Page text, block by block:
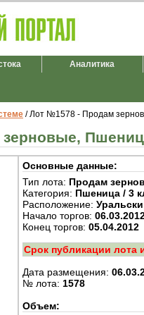
Аналитика
/ Лот №1578 - Продам
Основные данные:
Тип лота: Продам
Категория: Пшеница / 3
Расположение:
Начало торгов:
Конец торгов: 05.04.2012
Срок публикации лота
Дата размещения:
№ лота: 1578
Объем: